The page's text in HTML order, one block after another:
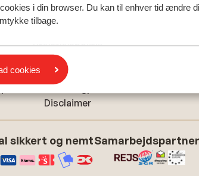
i din browser. Du kan til enhver tid ændre
tilbage.
cookies
Privatlivspolitik & cookies
Privatlivspolitik
Cookieindstillinger
Cookiepolitik
Disclaimer
sikkert og nemt